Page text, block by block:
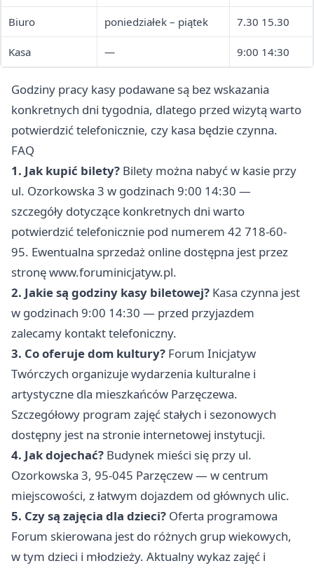
Biuro poniedziałek – piątek 7.30 15.30
Kasa — 9:00 14:30
Godziny pracy kasy podawane są bez wskazania
konkretnych dni tygodnia, dlatego przed wizytą warto
potwierdzić telefonicznie, czy kasa będzie czynna.
FAQ
1. Jak kupić bilety? Bilety można nabyć w kasie przy
ul. Ozorkowska 3 w godzinach 9:00 14:30 —
szczegóły dotyczące konkretnych dni warto
potwierdzić telefonicznie pod numerem 42 718-60-
95. Ewentualna sprzedaż online dostępna jest przez
stronęwww.foruminicjatyw.pl.
2. Jakie są godziny kasy biletowej? Kasa czynna jest
w godzinach 9:00 14:30 — przed przyjazdem
zalecamy kontakt telefoniczny.
3. Co oferuje dom kultury? Forum Inicjatyw
Twórczych organizuje wydarzenia kulturalne i
artystyczne dla mieszkańców Parzęczewa.
Szczegółowy program zajęć stałych i sezonowych
dostępny jest na stronie internetowej instytucji.
4. Jak dojechać? Budynek mieści się przy ul.
Ozorkowska 3, 95-045 Parzęczew — w centrum
miejscowości, z łatwym dojazdem od głównych ulic.
5. Czy są zajęcia dla dzieci? Oferta programowa
Forum skierowana jest do różnych grup wiekowych,
w tym dzieci i młodzieży. Aktualny wykaz zajęć i